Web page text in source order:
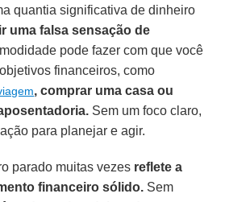
quantia significativa de dinheiro
uma falsa sensação de
pode fazer com que você
financeiros, como
, comprar uma casa ou
Sem um foco claro,
para planejar e agir.
parado muitas vezes reflete a
financeiro sólido. Sem